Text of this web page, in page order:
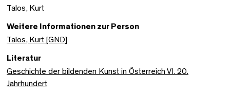
Talos, Kurt
Weitere Informationen zur Person
Talos, Kurt [GND]
Literatur
Geschichte der bildenden Kunst in Österreich VI. 20.
Jahrhundert